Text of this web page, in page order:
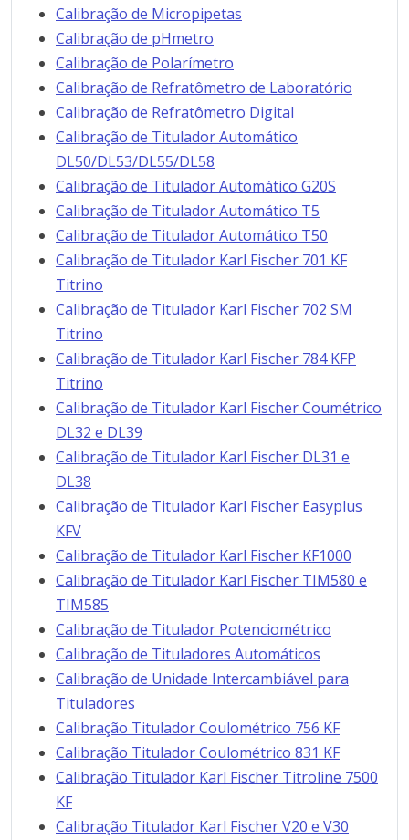
Calibração de Micropipetas
Calibração de pHmetro
Calibração de Polarímetro
Calibração de Refratômetro de Laboratório
Calibração de Refratômetro Digital
Calibração de Titulador Automático
DL50/DL53/DL55/DL58
Calibração de Titulador Automático G20S
Calibração de Titulador Automático T5
Calibração de Titulador Automático T50
Calibração de Titulador Karl Fischer 701 KF
Titrino
Calibração de Titulador Karl Fischer 702 SM
Titrino
Calibração de Titulador Karl Fischer 784 KFP
Titrino
Calibração de Titulador Karl Fischer Coumétrico
DL32 e DL39
Calibração de Titulador Karl Fischer DL31 e
DL38
Calibração de Titulador Karl Fischer Easyplus
KFV
Calibração de Titulador Karl Fischer KF1000
Calibração de Titulador Karl Fischer TIM580 e
TIM585
Calibração de Titulador Potenciométrico
Calibração de Tituladores Automáticos
Calibração de Unidade Intercambiável para
Tituladores
Calibração Titulador Coulométrico 756 KF
Calibração Titulador Coulométrico 831 KF
Calibração Titulador Karl Fischer Titroline 7500
KF
Calibração Titulador Karl Fischer V20 e V30